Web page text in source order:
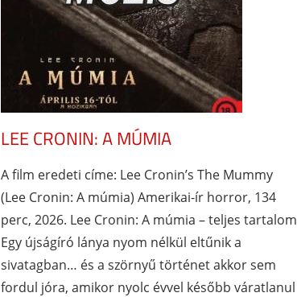
LEE CRONIN: A MÚMIA
A film eredeti címe: Lee Cronin’s The Mummy
(Lee Cronin: A múmia) Amerikai-ír horror, 134
perc, 2026. Lee Cronin: A múmia – teljes tartalom
Egy újságíró lánya nyom nélkül eltűnik a
sivatagban… és a szörnyű történet akkor sem
fordul jóra, amikor nyolc évvel később váratlanul